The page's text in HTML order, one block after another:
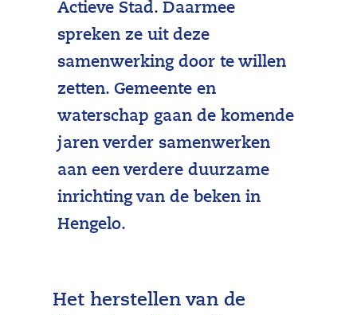
Actieve Stad. Daarmee
spreken ze uit deze
samenwerking door te willen
zetten. Gemeente en
waterschap gaan de komende
jaren verder samenwerken
aan een verdere duurzame
inrichting van de beken in
Hengelo.
Het herstellen van de